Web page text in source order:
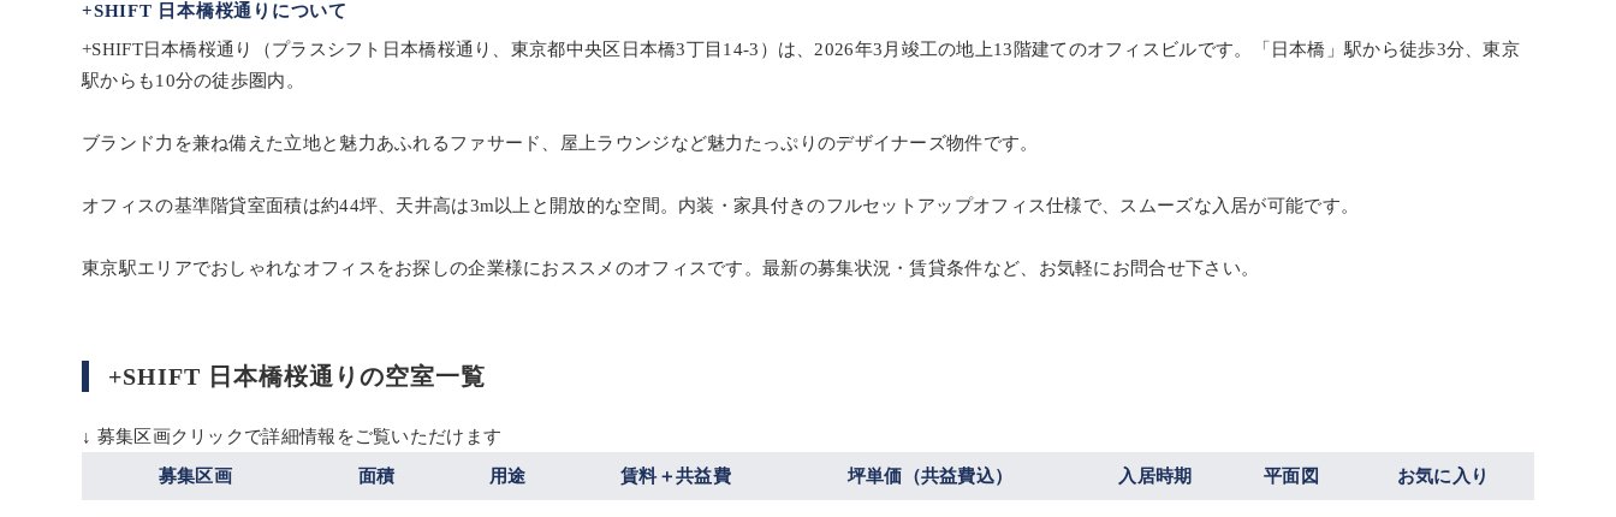
+SHIFT 日本橋桜通りについて
+SHIFT日本橋桜通り（プラスシフト日本橋桜通り、東京都中央区日本橋3丁目14-3）は、2026年3月竣工の地上13階建てのオフィスビルです。「日本橋」駅から徒歩3分、東京
駅からも10分の徒歩圏内。
ブランド力を兼ね備えた立地と魅力あふれるファサード、屋上ラウンジなど魅力たっぷりのデザイナーズ物件です。
オフィスの基準階貸室面積は約44坪、天井高は3m以上と開放的な空間。内装・家具付きのフルセットアップオフィス仕様で、スムーズな入居が可能です。
東京駅エリアでおしゃれなオフィスをお探しの企業様におススメのオフィスです。最新の募集状況・賃貸条件など、お気軽にお問合せ下さい。
+SHIFT 日本橋桜通りの空室一覧
↓ 募集区画クリックで詳細情報をご覧いただけます
募集区画 面積 用途 賃料＋共益費 坪単価（共益費込） 入居時期 平面図 お気に入り